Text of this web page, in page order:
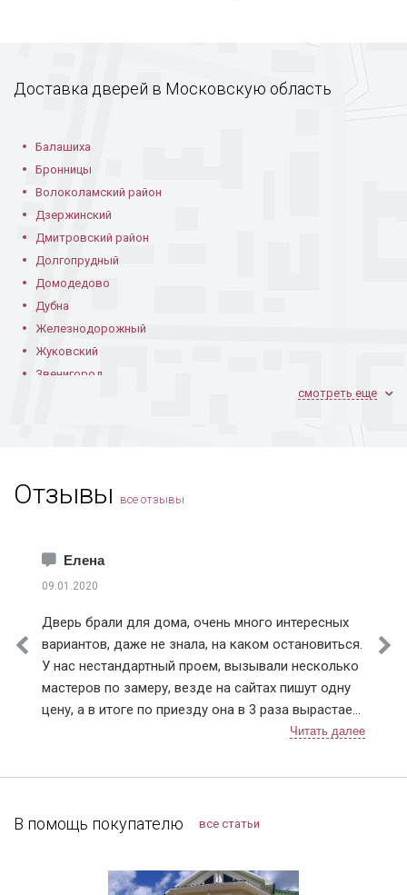
С бордовым
Доставка дверей в Московскую область
Балашиха
Бронницы
Волоколамский район
Дзержинский
Дмитровский район
Долгопрудный
Домодедово
Дубна
Железнодорожный
Жуковский
Звенигород
Котельники
Лобня
Истринский район
Клинский район
Красногорский район
Ленинский район
Люберецкий район
Ногинский район
Подольский район
Пушкинский район
смотреть еще
Отзывы все отзывы
Елена
09.01.2020
Дверь брали для дома, очень много интересных
вариантов, даже не знала, на каком остановиться.
У нас нестандартный проем, вызывали несколько
мастеров по замеру, везде на сайтах пишут одну
цену, а в итоге по приезду она в 3 раза вырастает.
Ну понятно что проем нестандартный, но почему
по факту. У Дверей Про цена на сайте и после
Мы с мужем выбрали модель с терморазрывом.
Тамбура у нас нет, переживала, что дверь будет
В помощь покупателю все статьи